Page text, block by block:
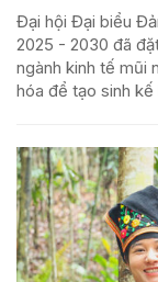
Đại hội Đại biểu
2025 - 2030 đã
ngành kinh tế mũi
hóa để tạo sinh